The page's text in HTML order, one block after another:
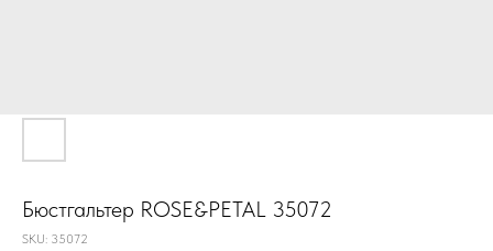
Бюстгальтер ROSE&PETAL 35072
SKU: 35072